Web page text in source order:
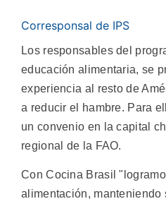
Corresponsal de IPS
Los responsables del
educación alimentaria, se
experiencia al resto de
a reducir el hambre. Para
un convenio en la capital
regional de la FAO.
Con Cocina Brasil
alimentación, manteniendo